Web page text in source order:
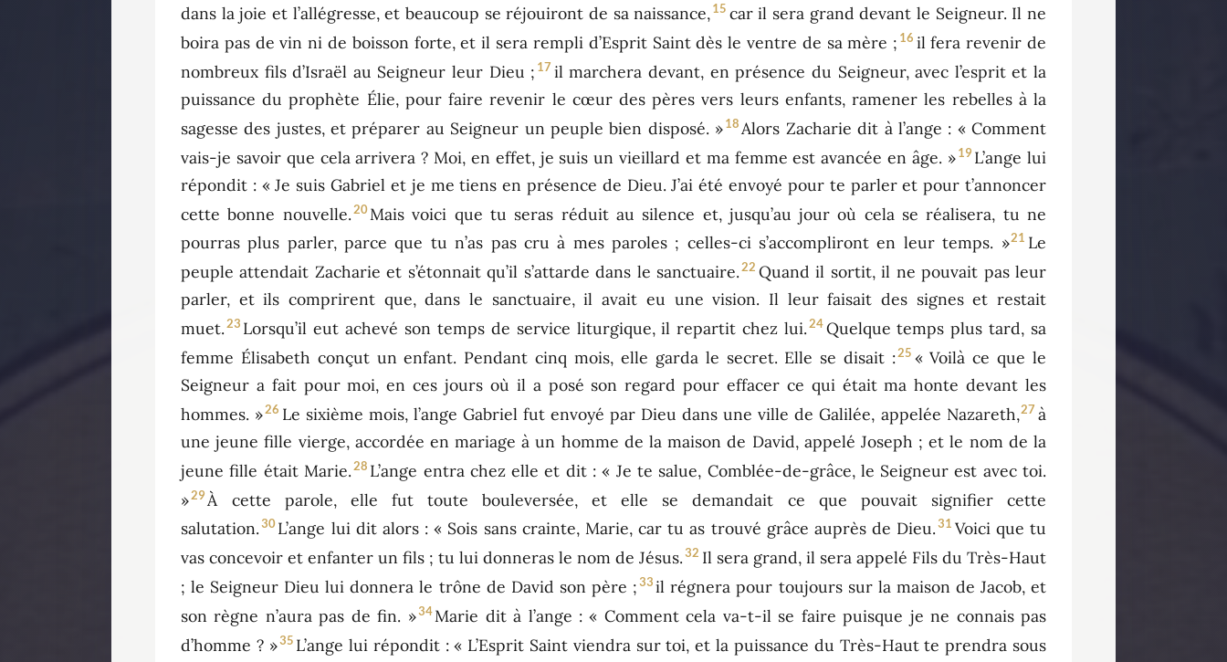
dans la joie et l’allégresse, et beaucoup se réjouiront de sa naissance,15 car il sera grand devant le Seigneur. Il ne
boira pas de vin ni de boisson forte, et il sera rempli d’Esprit Saint dès le ventre de sa mère ; 16 il fera revenir de
nombreux fils d’Israël au Seigneur leur Dieu ; 17 il marchera devant, en présence du Seigneur, avec l’esprit et la
puissance du prophète Élie, pour faire revenir le cœur des pères vers leurs enfants, ramener les rebelles à la
sagesse des justes, et préparer au Seigneur un peuple bien disposé. »18 Alors Zacharie dit à l’ange : « Comment
vais-je savoir que cela arrivera ? Moi, en effet, je suis un vieillard et ma femme est avancée en âge. » 19 L’ange lui
répondit : « Je suis Gabriel et je me tiens en présence de Dieu. J’ai été envoyé pour te parler et pour t’annoncer
cette bonne nouvelle.20 Mais voici que tu seras réduit au silence et, jusqu’au jour où cela se réalisera, tu ne
pourras plus parler, parce que tu n’as pas cru à mes paroles ; celles-ci s’accompliront en leur temps. »21 Le
peuple attendait Zacharie et s’étonnait qu’il s’attarde dans le sanctuaire.22 Quand il sortit, il ne pouvait pas leur
parler, et ils comprirent que, dans le sanctuaire, il avait eu une vision. Il leur faisait des signes et restait
muet.23 Lorsqu’il eut achevé son temps de service liturgique, il repartit chez lui.24Quelque temps plus tard, sa
femme Élisabeth conçut un enfant. Pendant cinq mois, elle garda le secret. Elle se disait :25 « Voilà ce que le
Seigneur a fait pour moi, en ces jours où il a posé son regard pour effacer ce qui était ma honte devant les
hommes. »26 Le sixième mois, l’ange Gabriel fut envoyé par Dieu dans une ville de Galilée, appelée Nazareth,27 à
une jeune fille vierge, accordée en mariage à un homme de la maison de David, appelé Joseph ; et le nom de la
jeune fille était Marie.28 L’ange entra chez elle et dit : « Je te salue, Comblée-de-grâce, le Seigneur est avec toi.
»29 À cette parole, elle fut toute bouleversée, et elle se demandait ce que pouvait signifier cette
salutation.30L’ange lui dit alors : « Sois sans crainte, Marie, car tu as trouvé grâce auprès de Dieu.31 Voici que tu
vas concevoir et enfanter un fils ; tu lui donneras le nom de Jésus. 32 Il sera grand, il sera appelé Fils du Très-Haut
; le Seigneur Dieu lui donnera le trône de David son père ;33 il régnera pour toujours sur la maison de Jacob, et
son règne n’aura pas de fin. »34Marie dit à l’ange : « Comment cela va-t-il se faire puisque je ne connais pas
d’homme ? »35 L’ange lui répondit : « L’Esprit Saint viendra sur toi, et la puissance du Très-Haut te prendra sous